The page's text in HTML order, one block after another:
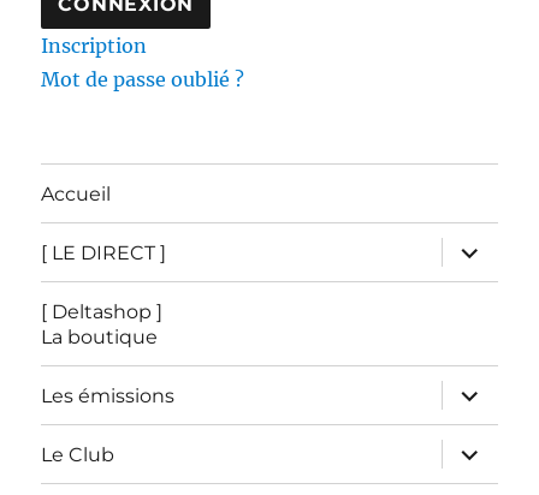
Inscription
Mot de passe oublié ?
Accueil
[ LE DIRECT ]
ouvrir
le
sous-
[ Deltashop ]
La boutique
Les émissions
ouvrir
le
sous-
menu
Le Club
ouvrir
le
sous-